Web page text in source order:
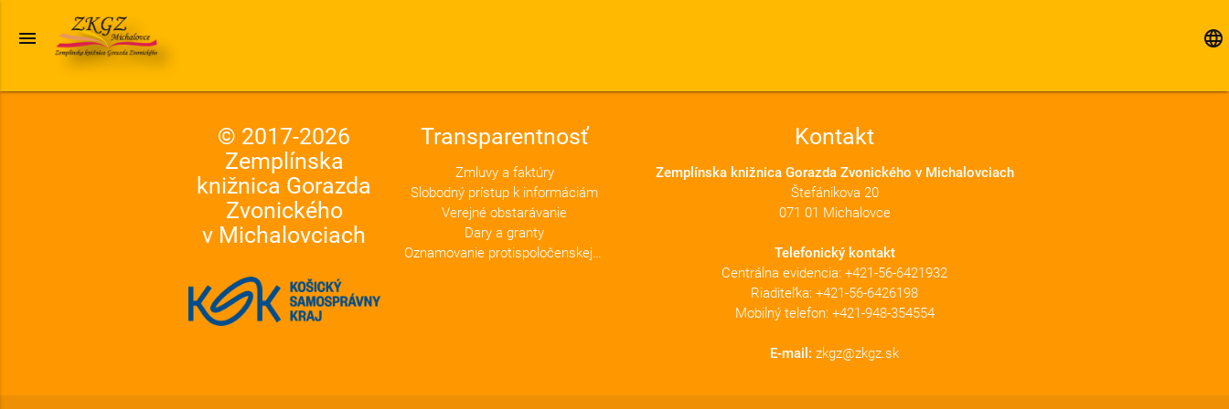
menu language
© 2017-2026
Zemplínska
knižnica Gorazda
Zvonického
v Michalovciach
Transparentnosť
Zmluvy a faktúry
Slobodný prístup k informáciám
Verejné obstarávanie
Dary a granty
Oznamovanie protispoločenskej činnosti
Kontakt
Zemplínska knižnica Gorazda Zvonického v Michalovciach
Štefánikova 20
071 01 Michalovce
Telefonický kontakt
Centrálna evidencia:+421-56-6421932
Riaditeľka:+421-56-6426198
Mobilný telefon: +421-948-354554
E-mail: zkgz@zkgz.sk